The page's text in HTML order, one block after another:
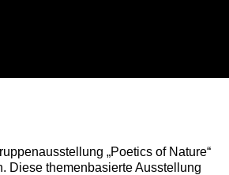
Related Artists
„Poetics of Nature“
Diese themenbasierte Ausstellung